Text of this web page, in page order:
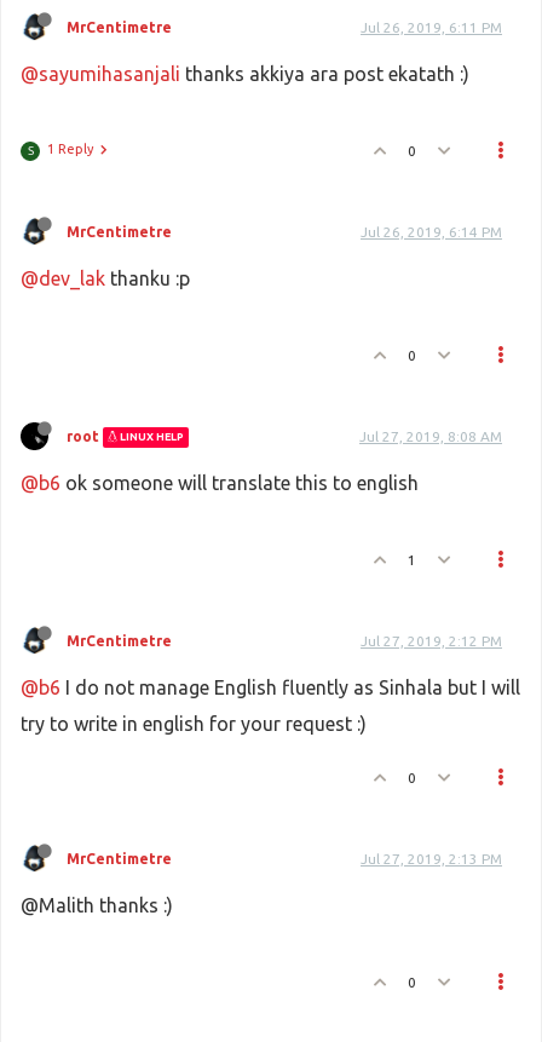
MrCentimetre Jul 26, 2019, 6:11 PM
@sayumihasanjali thanks akkiya ara post ekatath :)
S 1 Reply 0
MrCentimetre Jul 26, 2019, 6:14 PM
@dev_lak thanku :p
0
root LINUX HELP Jul 27, 2019, 8:08 AM
@b6 ok someone will translate this to english
1
MrCentimetre Jul 27, 2019, 2:12 PM
@b6 I do not manage English fluently as Sinhala but I will
try to write in english for your request :)
0
MrCentimetre Jul 27, 2019, 2:13 PM
@Malith thanks :)
0